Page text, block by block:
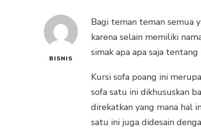
BISNIS
Bagi teman teman semua
karena selain memiliki
simak apa apa saja
Kursi sofa poang ini
sofa satu ini dikhususkan
direkatkan yang mana hal
satu ini juga didesain